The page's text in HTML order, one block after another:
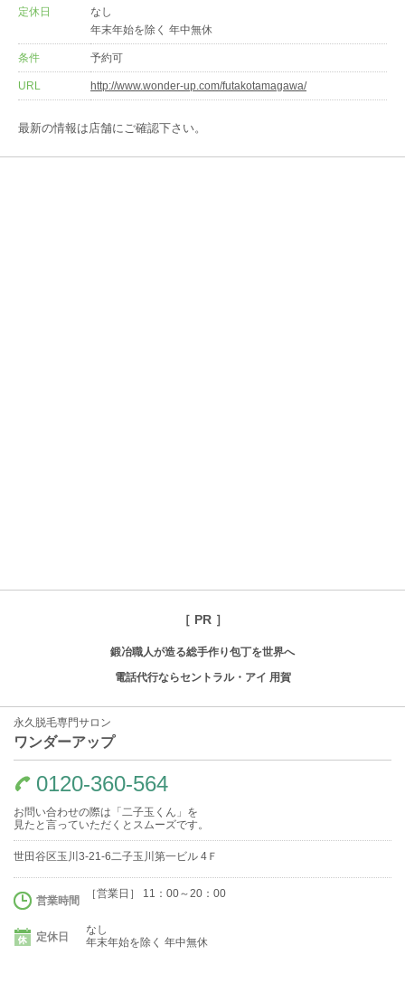
定休日
なし
年末年始を除く 年中無休
条件 予約可
URL http://www.wonder-up.com/futakotamagawa/
最新の情報は店舗にご確認下さい。
［ PR ］
鍛冶職人が造る総手作り包丁を世界へ
電話代行ならセントラル・アイ 用賀
永久脱毛専門サロン
ワンダーアップ
0120-360-564
お問い合わせの際は「二子玉くん」を
見たと言っていただくとスムーズです。
世田谷区玉川3-21-6二子玉川第一ビル 4Ｆ
営業時間
［営業日］ 11：00～20：00
定休日
なし
年末年始を除く 年中無休